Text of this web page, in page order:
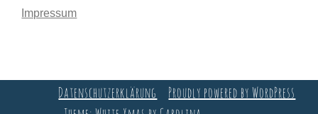
Impressum
Datenschutzerklärung
Proudly powered by WordPress